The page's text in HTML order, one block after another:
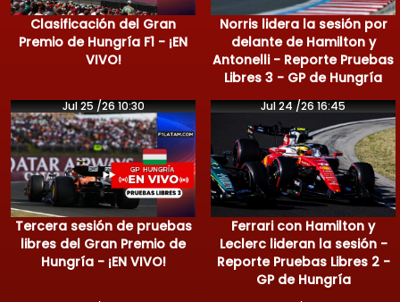
Clasificación del Gran
Premio de Hungría F1 - ¡EN
VIVO!
Norris lidera la sesión por
delante de Hamilton y
Antonelli - Reporte Pruebas
Libres 3 - GP de Hungría
Jul 25 /26 10:30
Tercera sesión de pruebas
libres del Gran Premio de
Hungría - ¡EN VIVO!
Jul 24 /26 16:45
Ferrari con Hamilton y
Leclerc lideran la sesión -
Reporte Pruebas Libres 2 -
GP de Hungría